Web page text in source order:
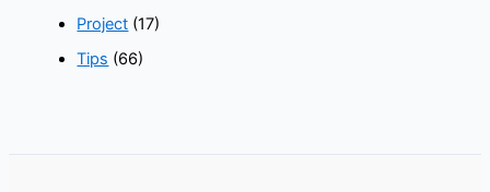
Project (17)
Tips (66)